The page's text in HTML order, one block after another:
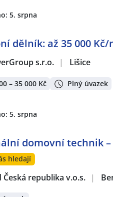
5. srpna
dělník: až 35 000
s.r.o. | Lišice
– 35 000 Kč Plný úvazek
5. srpna
domovní technik
hledají
Česká republika v.o.s. |